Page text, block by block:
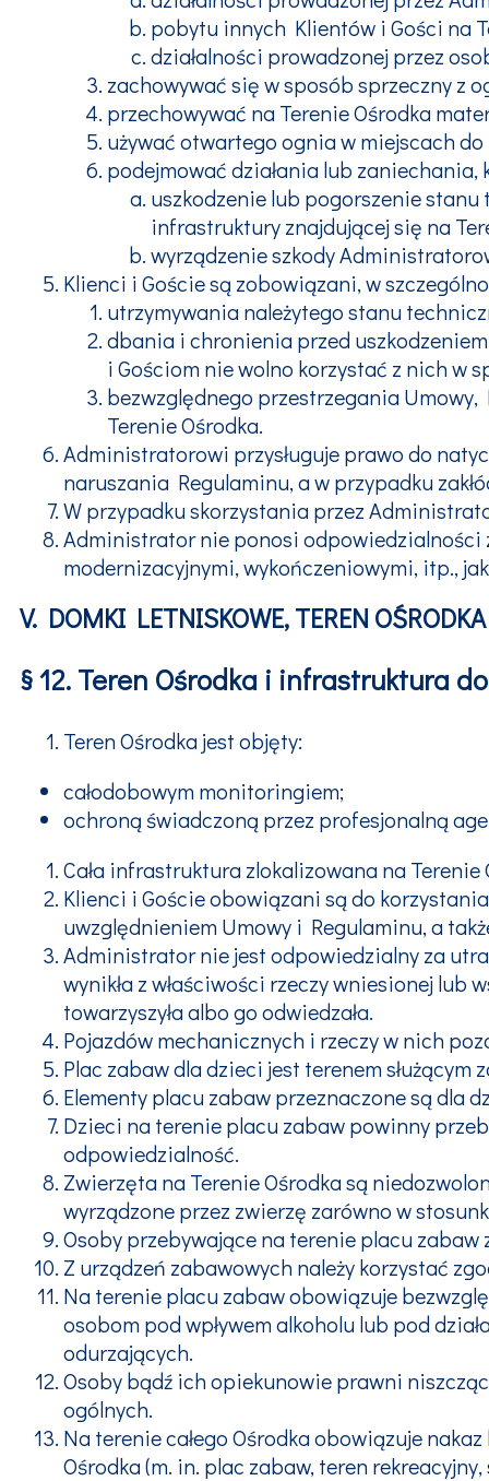
pobytu innych Klientów i Gości na
działalności prowadzonej przez
zachowywać się w sposób sprzeczny z
przechowywać na Terenie Ośrodka
używać otwartego ognia w miejscach
podejmować działania lub zaniechania,
uszkodzenie lub pogorszenie
infrastruktury znajdującej się na
wyrządzenie szkody
Klienci i Goście są zobowiązani, w
utrzymywania należytego stanu
dbania i chronienia przed
i Gościom nie wolno korzystać z nich w
bezwzględnego przestrzegania
Terenie Ośrodka.
Administratorowi przysługuje prawo do
naruszania Regulaminu, a w przypadku
W przypadku skorzystania przez
Administrator nie ponosi odpowiedzialności
modernizacyjnymi, wykończeniowymi, itp.,
V. DOMKI LETNISKOWE, TEREN
§ 12. Teren Ośrodka i infrastruktura
Teren Ośrodka jest objęty:
całodobowym monitoringiem;
ochroną świadczoną przez profesjonalną
Cała infrastruktura zlokalizowana na
Klienci i Goście obowiązani są do
uwzględnieniem Umowy i Regulaminu, a
Administrator nie jest odpowiedzialny za
wynikła z właściwości rzeczy wniesionej lub
towarzyszyła albo go odwiedzała.
Pojazdów mechanicznych i rzeczy w nich
Plac zabaw dla dzieci jest terenem służącym
Elementy placu zabaw przeznaczone są dla
Dzieci na terenie placu zabaw powinny
odpowiedzialność.
Zwierzęta na Terenie Ośrodka są
wyrządzone przez zwierzę zarówno w
Osoby przebywające na terenie placu
Z urządzeń zabawowych należy korzystać
Na terenie placu zabaw obowiązuje
osobom pod wpływem alkoholu lub pod
odurzających.
Osoby bądź ich opiekunowie prawni
ogólnych.
Na terenie całego Ośrodka obowiązuje
Ośrodka (m. in. plac zabaw, teren